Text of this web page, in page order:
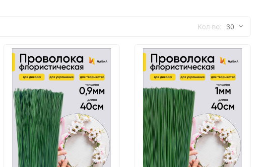
Кол-во: 30
30
60
150